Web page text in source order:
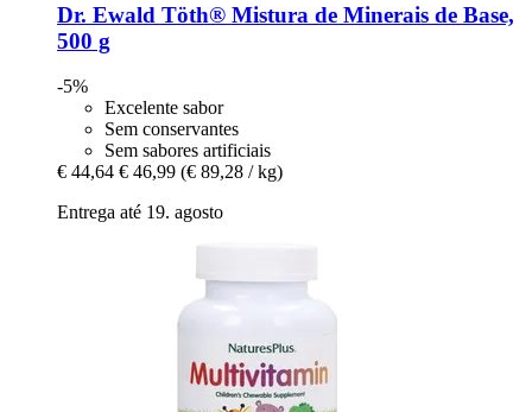
Dr. Ewald Töth® Mistura de Minerais de Base,
500 g
-5%
Excelente sabor
Sem conservantes
Sem sabores artificiais
€ 44,64 € 46,99 (€ 89,28 / kg)
Entrega até 19. agosto